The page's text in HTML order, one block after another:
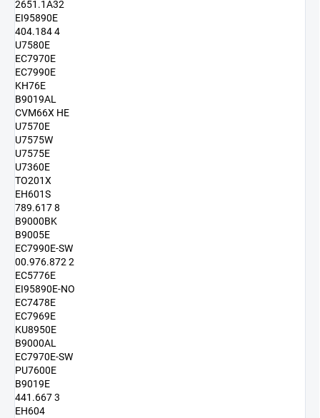
2651.1A32
EI95890E
404.184 4
U7580E
EC7970E
EC7990E
KH76E
B9019AL
CVM66X HE
U7570E
U7575W
U7575E
U7360E
TO201X
EH601S
789.617 8
B9000BK
B9005E
EC7990E-SW
00.976.872 2
EC5776E
EI95890E-NO
EC7478E
EC7969E
KU8950E
B9000AL
EC7970E-SW
PU7600E
B9019E
441.667 3
EH604